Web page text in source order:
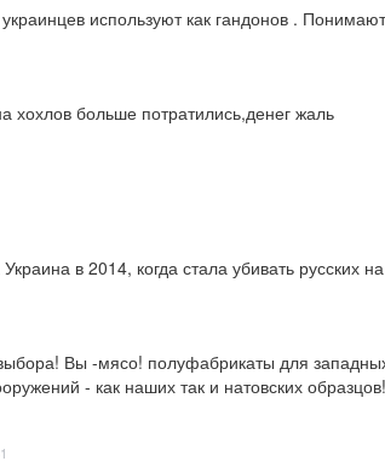
используют как гандонов .
хохлов больше потратились,денег жаль
в 2014, когда стала убивать русских
Вы -мясо! полуфабрикаты для
- как наших так и натовских образцов!